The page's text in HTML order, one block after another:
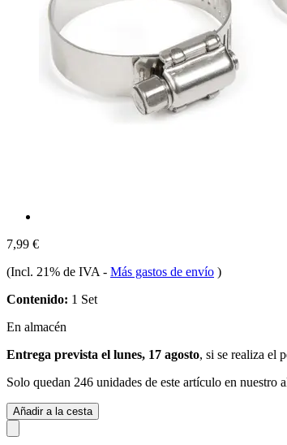
7,99 €
(Incl. 21% de IVA - Más gastos de envío )
Contenido: 1 Set
En almacén
Entrega prevista el lunes, 17 agosto, si se realiza el
Solo quedan 246 unidades de este artículo en nuestro
Añadir a la cesta